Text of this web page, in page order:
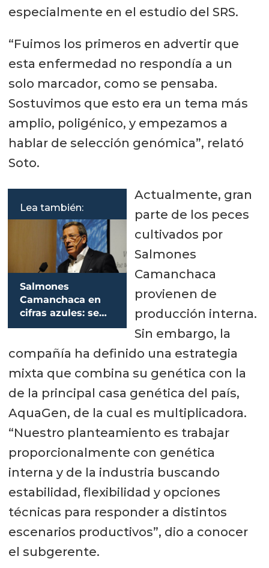
especialmente en el estudio del SRS.
“Fuimos los primeros en advertir que
esta enfermedad no respondía a un
solo marcador, como se pensaba.
Sostuvimos que esto era un tema más
amplio, poligénico, y empezamos a
hablar de selección genómica”, relató
Soto.
Lea también:
Salmones
Camanchaca en
cifras azules: se
vuelca a las
reduce su deuda
Actualmente, gran
parte de los peces
cultivados por
Salmones
Camanchaca
provienen de
producción interna.
Sin embargo, la
compañía ha definido una estrategia
mixta que combina su genética con la
de la principal casa genética del país,
AquaGen, de la cual es multiplicadora.
“Nuestro planteamiento es trabajar
proporcionalmente con genética
interna y de la industria buscando
estabilidad, flexibilidad y opciones
técnicas para responder a distintos
escenarios productivos”, dio a conocer
el subgerente.